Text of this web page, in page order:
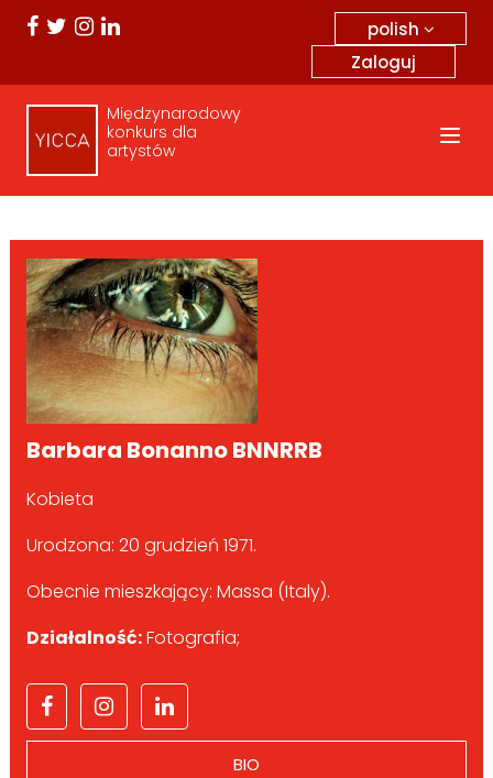
polish
Zaloguj
Międzynarodowy
konkurs dla
artystów
Barbara Bonanno BNNRRB
Kobieta
Urodzona: 20 grudzień 1971.
Obecnie mieszkający: Massa (Italy).
Działalność:Fotografia;
BIO